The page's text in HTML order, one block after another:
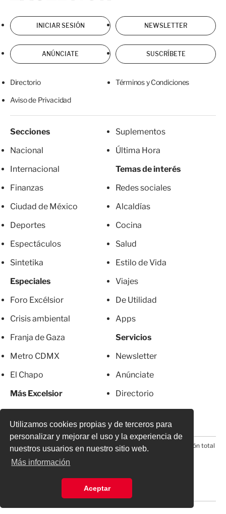
Utilizamos cookies propias y de terceros para
personalizar y mejorar el uso y la experiencia de
nuestros usuarios en nuestro sitio web.
Más información
Aceptar
INICIAR SESIÓN NEWSLETTER
ANÚNCIATE SUSCRÍBETE
Directorio Términos y Condiciones
Aviso de Privacidad
Secciones
Nacional
Internacional
Finanzas
Ciudad de México
Deportes
Espectáculos
Sintetika
Especiales
Foro Excélsior
Crisis ambiental
Franja de Gaza
Metro CDMX
El Chapo
Más Excelsior
Mujeres
Suplementos
Última Hora
Temas de interés
Redes sociales
Alcaldías
Cocina
Salud
Estilo de Vida
Viajes
De Utilidad
Apps
Servicios
Newsletter
Anúnciate
Directorio
Suscripciones
© 2026 Todos los derechos reservados. Prohibida la reproducción total
o parcial, incluyendo cualquier medio electrónico*